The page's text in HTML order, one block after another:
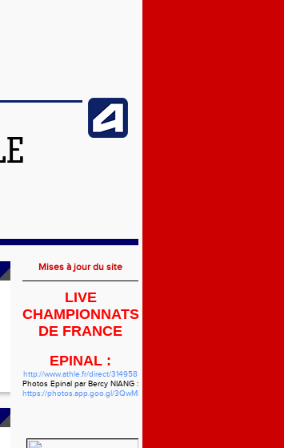
Mises à jour du site
LIVE
CHAMPIONNATS
DE FRANCE
EPINAL :
http://www.athle.fr/direct/314958
Photos Epinal par Bercy NIANG :
https://photos.app.goo.gl/3QwMbzgWHVdYf5pw7